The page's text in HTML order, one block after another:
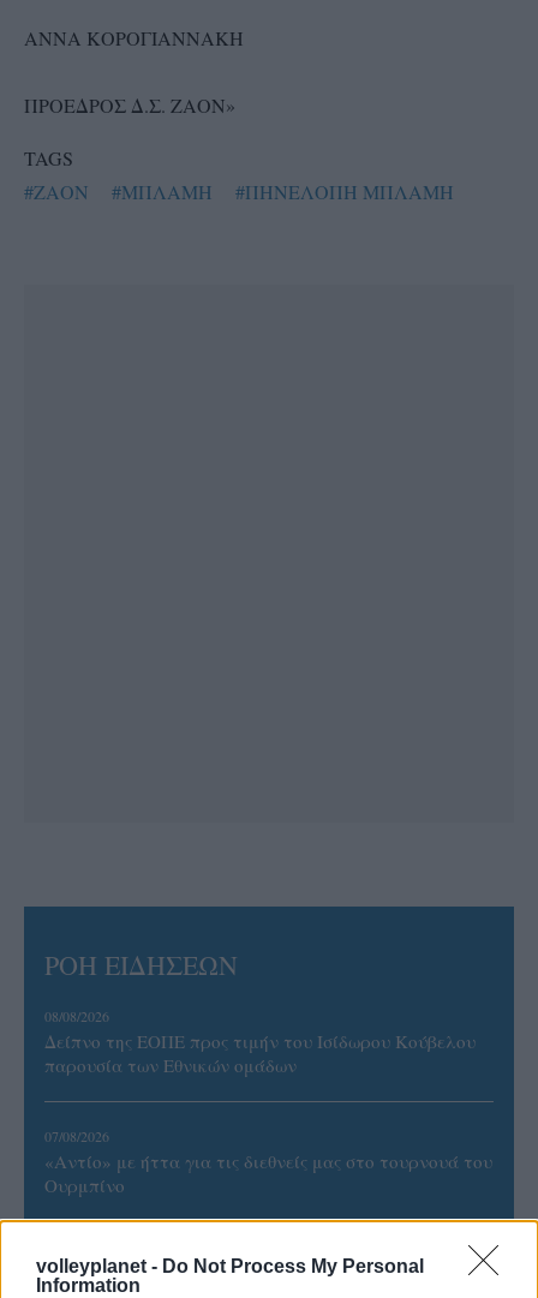
volleyplanet - Do Not Process My Personal
Information
ΑΝΝΑ ΚΟΡΟΓΙΑΝΝΑΚΗ
ΠΡΟΕΔΡΟΣ Δ.Σ. ΖΑΟΝ»
TAGS
#ΖΑΟΝ
#ΜΠΛΑΜΗ #ΠΗΝΕΛΟΠΗ ΜΠΛΑΜΗ
ΡΟΗ ΕΙΔΗΣΕΩΝ
08/08/2026
Δείπνο της ΕΟΠΕ προς τιμήν του Ισίδωρου Κούβελου
παρουσία των Εθνικών ομάδων
07/08/2026
«Αντίο» με ήττα για τις διεθνείς μας στο τουρνουά του
Ουρμπίνο
06/08/2026
Το πάλεψε μέχρι τέλους η Εθνική γυναικών κόντρα